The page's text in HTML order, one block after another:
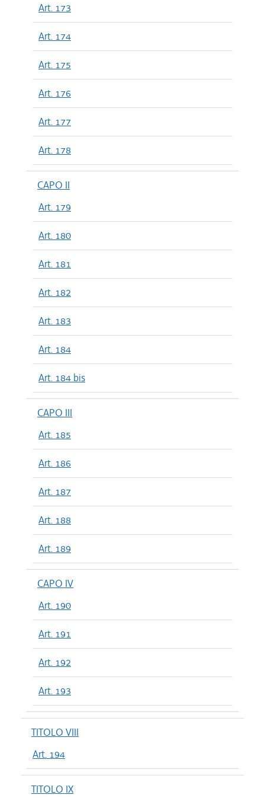
Art. 173
Art. 174
Art. 175
Art. 176
Art. 177
Art. 178
CAPO II
Art. 179
Art. 180
Art. 181
Art. 182
Art. 183
Art. 184
Art. 184 bis
CAPO III
Art. 185
Art. 186
Art. 187
Art. 188
Art. 189
CAPO IV
Art. 190
Art. 191
Art. 192
Art. 193
TITOLO VIII
Art. 194
TITOLO IX